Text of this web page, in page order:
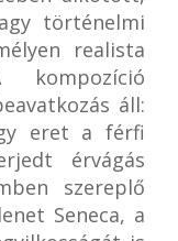
történelmi
realista
kompozíció
áll:
eret a férfi
érvágás
szereplő
Seneca, a